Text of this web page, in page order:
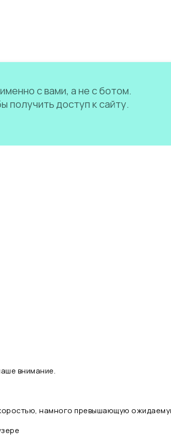
с вами, а не с ботом.
получить доступ к сайту.
внимание.
намного превышающую